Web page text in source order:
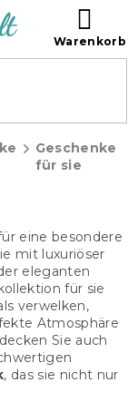
Geschenke
für sie
eine besondere
mit luxuriöser
eleganten
für sie
verwelken,
Atmosphäre
Sie auch
, das sie nicht nur